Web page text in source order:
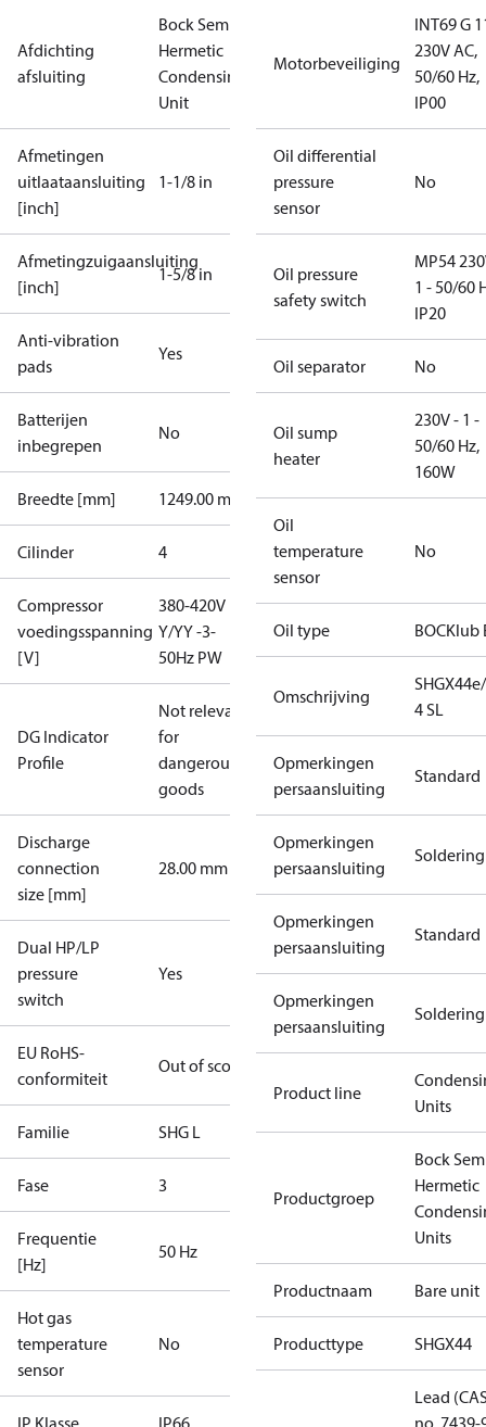
Afdichting
afsluiting
Bock Semi-
Hermetic
Condensing
Unit
Afmetingen
uitlaataansluiting
[inch]
1-1/8 in
Afmetingzuigaansluiting
[inch]
1-5/8 in
Anti-vibration
pads
Yes
Batterijen
inbegrepen
No
Breedte [mm] 1249.00 mm
Cilinder 4
Compressor
voedingsspanning
[V]
380-420V
Y/YY -3-
50Hz PW
DG Indicator
Profile
Not relevant
for
dangerous
goods
Discharge
connection
size [mm]
28.00 mm
Dual HP/LP
pressure
switch
Yes
EU RoHS-
conformiteit
Out of scope
Familie SHG L
Fase 3
Frequentie
[Hz]
50 Hz
Hot gas
temperature
sensor
No
IP Klasse IP66
Motorbeveiliging
INT69 G
230V AC,
50/60 Hz,
IP00
Oil differential
pressure
sensor
No
Oil pressure
safety switch
MP54
1 - 50/60
IP20
Oil separator No
Oil sump
heater
230V - 1 -
50/60 Hz,
160W
Oil
temperature
sensor
No
Oil type BOCKlub
Omschrijving
4 SL
Opmerkingen
persaansluiting
Standard
Opmerkingen
persaansluiting
Soldering
Opmerkingen
persaansluiting
Standard
Opmerkingen
persaansluiting
Soldering
Product line
Units
Productgroep
Bock
Hermetic
Units
Productnaam Bare unit
Producttype SHGX44
Lead
no. 7439-